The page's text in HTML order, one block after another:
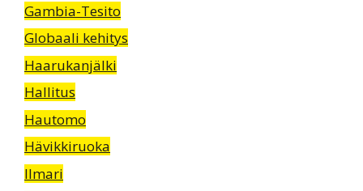
Gambia-Tesito
Globaali kehitys
Haarukanjälki
Hallitus
Hautomo
Hävikkiruoka
Ilmari